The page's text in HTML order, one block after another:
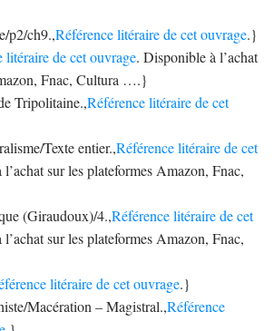
p2/ch9.,Référence litéraire de cet ouvrage.}
litéraire de cet ouvrage. Disponible à l’achat
Fnac, Cultura ….}
Tripolitaine.,Référence litéraire de cet
Texte entier.,Référence litéraire de cet
sur les plateformes Amazon, Fnac,
(Giraudoux)/4.,Référence litéraire de cet
sur les plateformes Amazon, Fnac,
litéraire de cet ouvrage.}
Macération – Magistral.,Référence